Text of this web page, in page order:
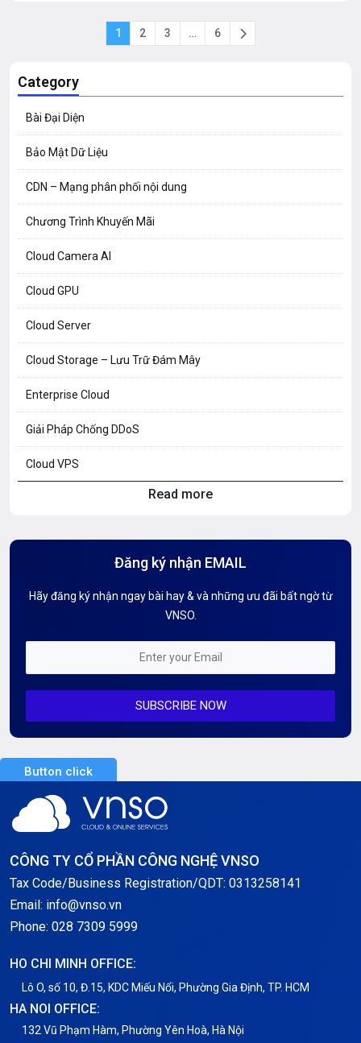
1 2 3 … 6
Category
Bài Đại Diện
Bảo Mật Dữ Liệu
CDN – Mạng phân phối nội dung
Chương Trình Khuyến Mãi
Cloud Camera AI
Cloud GPU
Cloud Server
Cloud Storage – Lưu Trữ Đám Mây
Enterprise Cloud
Giải Pháp Chống DDoS
Cloud VPS
Hướng dẫn Tên miền
Kiến thức AI
Mỗi tuần 01 Server
Server Dedicated (Máy chủ riêng)
Server GPU
Server Windows
Notification
Thông tin chung
Tin tức
Read more
Đăng ký nhận EMAIL
Hãy đăng ký nhận ngay bài hay & và những ưu đãi bất ngờ từ
VNSO.
SUBSCRIBE NOW
Button click
CÔNG TY CỔ PHẦN CÔNG NGHỆ VNSO
Tax Code/Business Registration/QDT: 0313258141
Email: info@vnso.vn
Phone: 028 7309 5999
HO CHI MINH OFFICE:
Lô O, số 10, Đ.15, KDC Miếu Nổi, Phường Gia Định, TP. HCM
HA NOI OFFICE:
132 Vũ Phạm Hàm, Phường Yên Hoà, Hà Nội